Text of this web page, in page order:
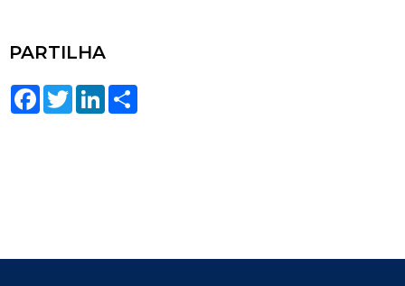
PARTILHA
Facebook
TwitterLinkedIn